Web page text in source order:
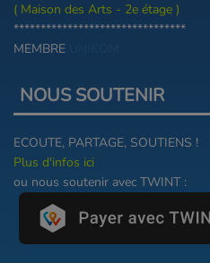
( Maison des Arts - 2e étage )
********************************
MEMBRE
NOUS SOUTENIR
ECOUTE, PARTAGE, SOUTIENS !
Plus d'infos ici
ou nous soutenir avec TWINT :